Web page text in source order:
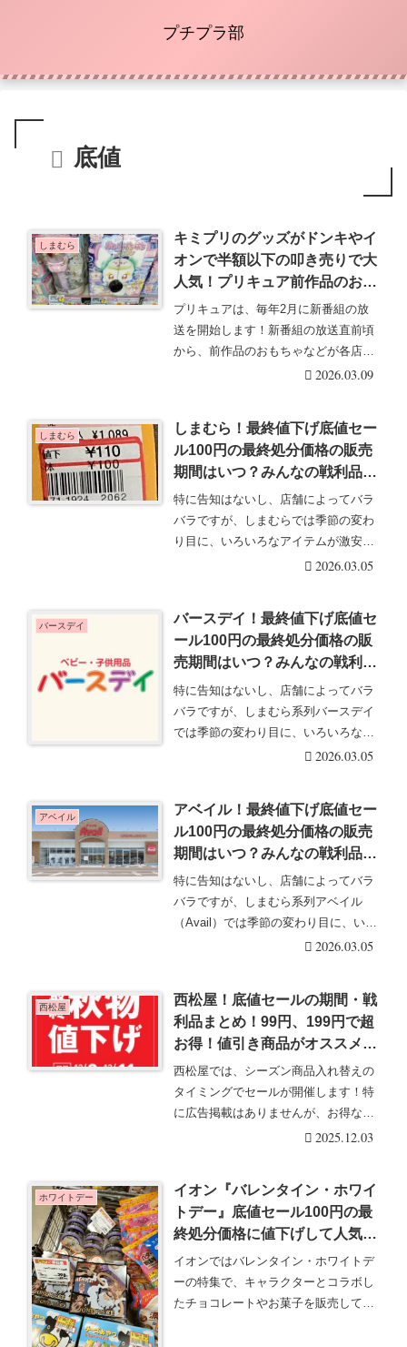
プチプラ部
底値
しまむら
キミプリのグッズがドンキやイ
オンで半額以下の叩き売りで大
人気！プリキュア前作品のおも
ちゃ底値、売り尽くしセールの
狙い目店舗はどこ？いつから？
プリキュアは、毎年2月に新番組の放
送を開始します！新番組の放送直前頃
から、前作品のおもちゃなどが各店で
底値の売り尽くしセ・・・続きを読む
2026.03.09
しまむら
しまむら！最終値下げ底値セー
ル100円の最終処分価格の販売
期間はいつ？みんなの戦利品・
口コミまとめ！最新は冬物が
2026年3月頃より！
特に告知はないし、店舗によってバラ
バラですが、しまむらでは季節の変わ
り目に、いろいろなアイテムが激安に
なります！中でも注・・・続きを読む
2026.03.05
バースデイ
バースデイ！最終値下げ底値セ
ール100円の最終処分価格の販
売期間はいつ？みんなの戦利
品・口コミまとめ！最新は冬物
が2026年3月頃より！
特に告知はないし、店舗によってバラ
バラですが、しまむら系列バースデイ
では季節の変わり目に、いろいろなア
イテムが激安になり・・・続きを読む
2026.03.05
アベイル
アベイル！最終値下げ底値セー
ル100円の最終処分価格の販売
期間はいつ？みんなの戦利品・
口コミまとめ！最新2026年3月
～冬物が値下げ！
特に告知はないし、店舗によってバラ
バラですが、しまむら系列アベイル
（Avail）では季節の変わり目に、いろ
いろなアイテム・・・続きを読む
2026.03.05
西松屋
西松屋！底値セールの期間・戦
利品まとめ！99円、199円で超
お得！値引き商品がオススメ！
最新は2025年秋！
西松屋では、シーズン商品入れ替えの
タイミングでセールが開催します！特
に広告掲載はありませんが、お得な価
格になって大人気。・・・続きを読む
2025.12.03
ホワイトデー
イオン『バレンタイン・ホワイ
トデー』底値セール100円の最
終処分価格に値下げして人気！
販売期間はいつ？販売場所は？
2025年！
イオンではバレンタイン・ホワイトデ
ーの特集で、キャラクターとコラボし
たチョコレートやお菓子を販売してい